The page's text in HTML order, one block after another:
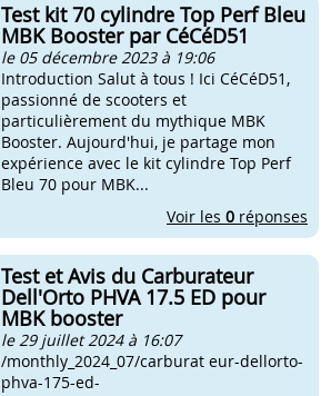
Test kit 70 cylindre Top Perf Bleu
MBK Booster par CéCéD51
le 05 décembre 2023 à 19:06
Introduction Salut à tous ! Ici CéCéD51,
passionné de scooters et
particulièrement du mythique MBK
Booster. Aujourd'hui, je partage mon
expérience avec le kit cylindre Top Perf
Bleu 70 pour MBK...
Voir les 0 réponses
Test et Avis du Carburateur
Dell'Orto PHVA 17.5 ED pour
MBK booster
le 29 juillet 2024 à 16:07
/monthly_2024_07/carburat eur-dellorto-
phva-175-ed-